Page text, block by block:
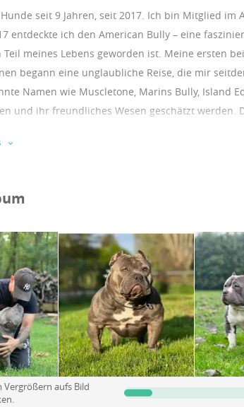
seit 9 Jahren, seit 2017. Ich bin Mitglied im
entdeckte ich den American Bully – eine
meines Lebens geworden ist. Meine ersten
begann eine unglaubliche Reise, die mir
Namen wie Muscletone, Marins Bully, Island
und ihr freundliches Wesen geschätzt
dem wir den prestigeträchtigen Titel Best of
Muskulatur und die markante Kopfform strahlen
nur hervorragende Begleiter, sondern auch
gesunde, wunderschöne und charakterlich
Freude bringen, wie es meine Hunde mir
Vergrößern aufs Bild